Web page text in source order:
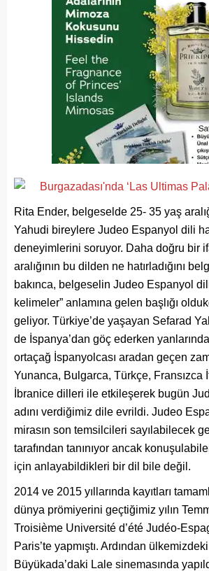
Rita Ender, belgeselde 25- 35 yaş
Yahudi bireylere Judeo Espanyol dili
deneyimlerini soruyor. Daha doğru bir
aralığının bu dilden ne hatırladığını
bakınca, belgeselin Judeo Espanyol
kelimeler” anlamına gelen başlığı
geliyor. Türkiye’de yaşayan Sefarad
de İspanya’dan göç ederken
ortaçağ İspanyolcası aradan geçen
Yunanca, Bulgarca, Türkçe, Fransızca
İbranice dilleri ile etkileşerek bugün
adını verdiğimiz dile evrildi. Judeo
mirasın son temsilcileri sayılabilecek
tarafından tanınıyor ancak
için anlayabildikleri bir dil bile değil.
2014 ve 2015 yıllarında kayıtları
dünya prömiyerini geçtiğimiz yılın
Troisième Université d’été Judéo-
Paris’te yapmıştı. Ardından
Büyükada’daki Lale sinemasında